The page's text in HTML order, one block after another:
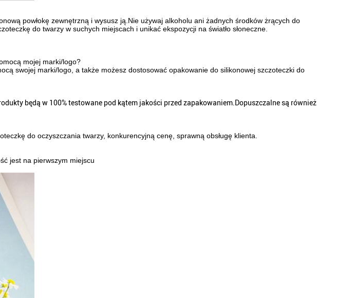
powłokę zewnętrzną i wysusz ją.Nie używaj alkoholu ani żadnych środków żrących do
do twarzy w suchych miejscach i unikać ekspozycji na światło słoneczne.
mojej marki/logo?
swojej marki/logo, a także możesz dostosować opakowanie do silikonowej szczoteczki do
będą w 100% testowane pod kątem jakości przed zapakowaniem.Dopuszczalne są również
do oczyszczania twarzy, konkurencyjną cenę, sprawną obsługę klienta.
jest na pierwszym miejscu